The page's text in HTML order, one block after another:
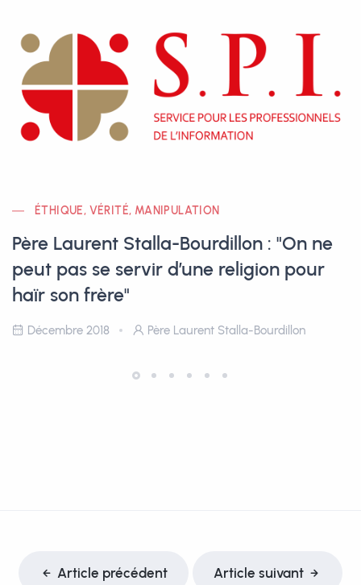
ÉTHIQUE, VÉRITÉ, MANIPULATION
Père Laurent Stalla-Bourdillon : "On ne
peut pas se servir d’une religion pour
haïr son frère"
Décembre 2018 Père Laurent Stalla-Bourdillon
Article précédent Article suivant